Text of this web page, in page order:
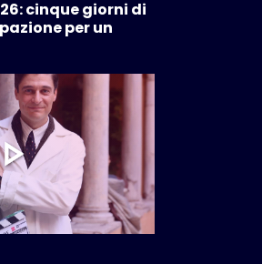
cinque giorni di
per un